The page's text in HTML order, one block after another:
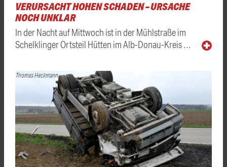
ERURSACHT HOHEN SCHADEN – URSACHE N
OCH UNKLAR
In der Nacht auf Mittwoch ist in der Mühlstraße im
Schelklinger Ortsteil Hütten im Alb-Donau-Kreis …
Thomas Heckmann